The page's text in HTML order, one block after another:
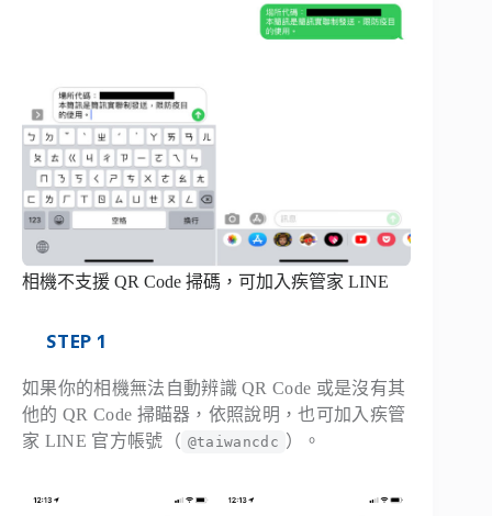
相機不支援 QR Code 掃碼，可加入疾管家 LINE
STEP 1
如果你的相機無法自動辨識 QR Code 或是沒有其
他的 QR Code 掃瞄器，依照說明，也可加入疾管
家 LINE 官方帳號（ @taiwancdc ）。